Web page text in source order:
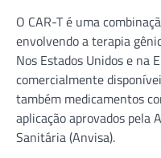
O CAR-T é uma
envolvendo a terapia
Nos Estados Unidos e na
comercialmente
também medicamentos
aplicação aprovados pela
Sanitária (Anvisa).